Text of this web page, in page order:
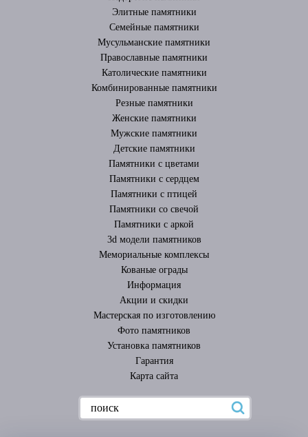
Элитные памятники
Cемейные памятники
Мусульманские памятники
Православные памятники
Католические памятники
Комбинированные памятники
Резные памятники
Женские памятники
Мужские памятники
Детские памятники
Памятники с цветами
Памятники с сердцем
Памятники с птицей
Памятники со свечой
Памятники с аркой
3d модели памятников
Мемориальные комплексы
Кованые ограды
Информация
Акции и скидки
Мастерская по изготовлению
Фото памятников
Установка памятников
Гарантия
Карта сайта